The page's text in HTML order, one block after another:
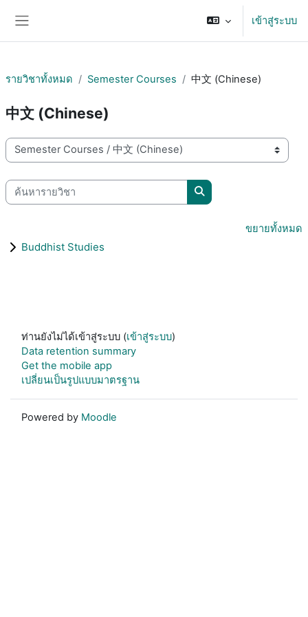
เข้าสู่ระบบ
รายวิชาทั้งหมด Semester Courses 中文 (Chinese)
中文 (Chinese)
ประเภทของรายวิชา
ค้นหารายวิชา
ค้นหารายวิชา
ขยายทั้งหมด
Buddhist Studies
ท่านยังไม่ได้เข้าสู่ระบบ (เข้าสู่ระบบ)
Data retention summary
Get the mobile app
เปลี่ยนเป็นรูปแบบมาตรฐาน
Powered by Moodle